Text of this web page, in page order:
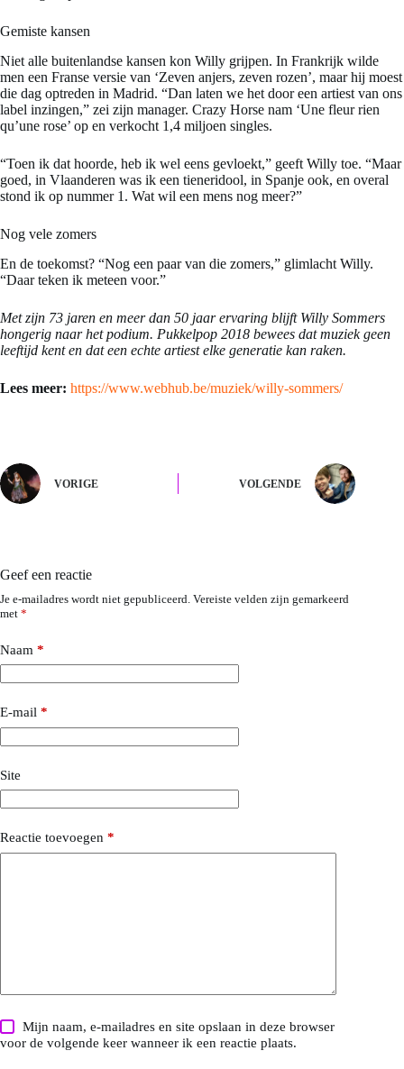
Gemiste kansen
Niet alle buitenlandse kansen kon Willy grijpen. In Frankrijk wilde
men een Franse versie van ‘Zeven anjers, zeven rozen’, maar hij moest
die dag optreden in Madrid. “Dan laten we het door een artiest van ons
label inzingen,” zei zijn manager. Crazy Horse nam ‘Une fleur rien
qu’une rose’ op en verkocht 1,4 miljoen singles.
“Toen ik dat hoorde, heb ik wel eens gevloekt,” geeft Willy toe. “Maar
goed, in Vlaanderen was ik een tieneridool, in Spanje ook, en overal
stond ik op nummer 1. Wat wil een mens nog meer?”
Nog vele zomers
En de toekomst? “Nog een paar van die zomers,” glimlacht Willy.
“Daar teken ik meteen voor.”
Met zijn 73 jaren en meer dan 50 jaar ervaring blijft Willy Sommers
hongerig naar het podium. Pukkelpop 2018 bewees dat muziek geen
leeftijd kent en dat een echte artiest elke generatie kan raken.
Lees meer: https://www.webhub.be/muziek/willy-sommers/
VORIGE VOLGENDE
Geef een reactie
Je e-mailadres wordt niet gepubliceerd. Vereiste velden zijn gemarkeerd
met *
Naam *
E-mail *
Site
Reactie toevoegen *
Mijn naam, e-mailadres en site opslaan in deze browser
voor de volgende keer wanneer ik een reactie plaats.